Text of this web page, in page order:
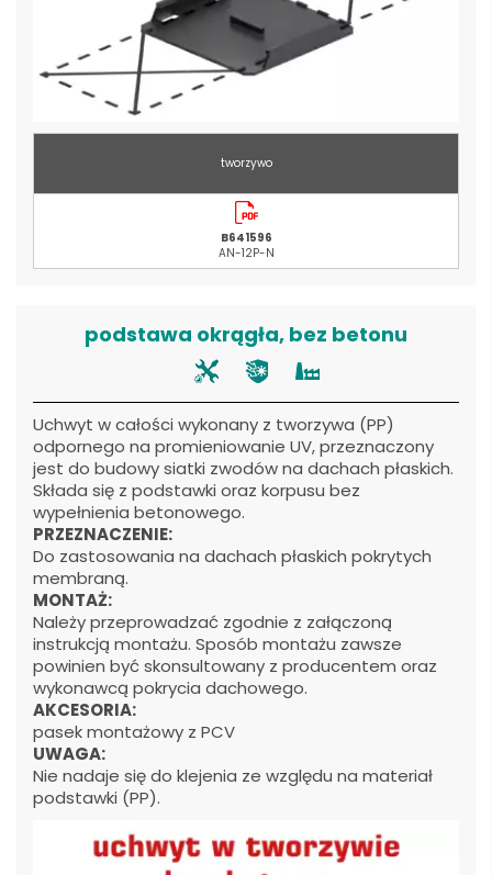
tworzywo
B641596
AN-12P-N
podstawa okrągła, bez betonu
Uchwyt w całości wykonany z tworzywa (PP)
odpornego na promieniowanie UV, przeznaczony
jest do budowy siatki zwodów na dachach płaskich.
Składa się z podstawki oraz korpusu bez
wypełnienia betonowego.
PRZEZNACZENIE:
Do zastosowania na dachach płaskich pokrytych
membraną.
MONTAŻ:
Należy przeprowadzać zgodnie z załączoną
instrukcją montażu. Sposób montażu zawsze
powinien być skonsultowany z producentem oraz
wykonawcą pokrycia dachowego.
AKCESORIA:
pasek montażowy z PCV
UWAGA:
Nie nadaje się do klejenia ze względu na materiał
podstawki (PP).